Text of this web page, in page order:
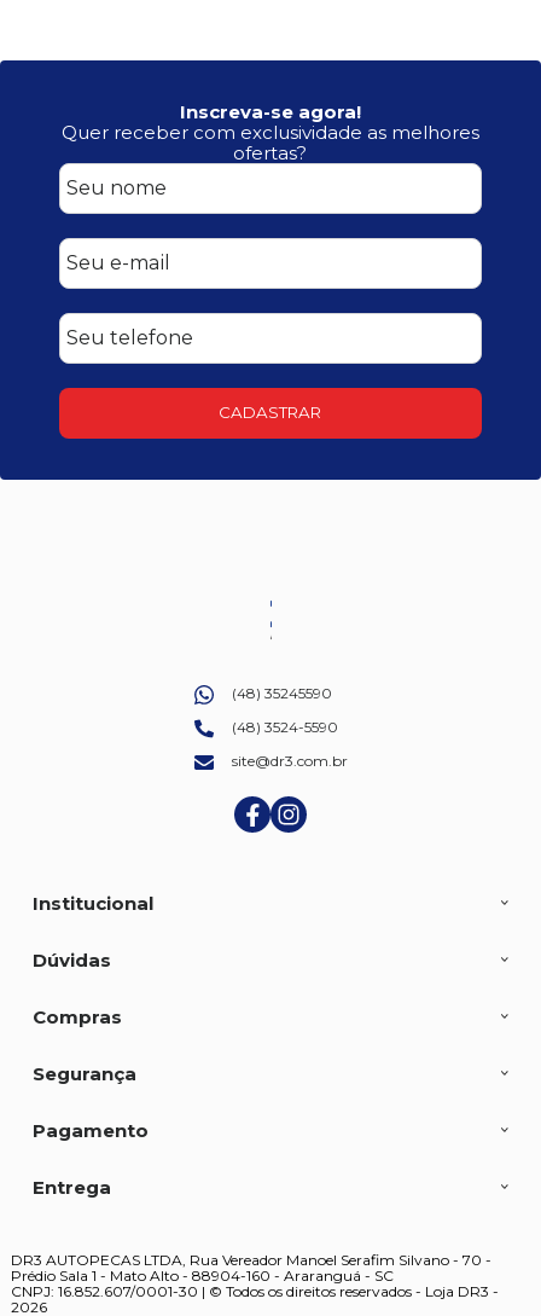
Inscreva-se agora!
Quer receber com exclusividade as melhores
ofertas?
CADASTRAR
(48) 35245590
(48) 3524-5590
site@dr3.com.br
Institucional
Dúvidas
Compras
Segurança
Pagamento
Entrega
DR3 AUTOPECAS LTDA, Rua Vereador Manoel Serafim Silvano - 70 -
Prédio Sala 1 - Mato Alto - 88904-160 - Araranguá - SC
CNPJ: 16.852.607/0001-30 | © Todos os direitos reservados - Loja DR3 -
2026